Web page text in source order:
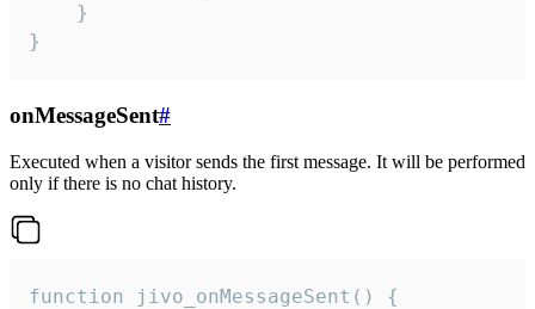
    }
}
onMessageSent#
Executed when a visitor sends the first message. It will be performed
only if there is no chat history.
function jivo_onMessageSent() {